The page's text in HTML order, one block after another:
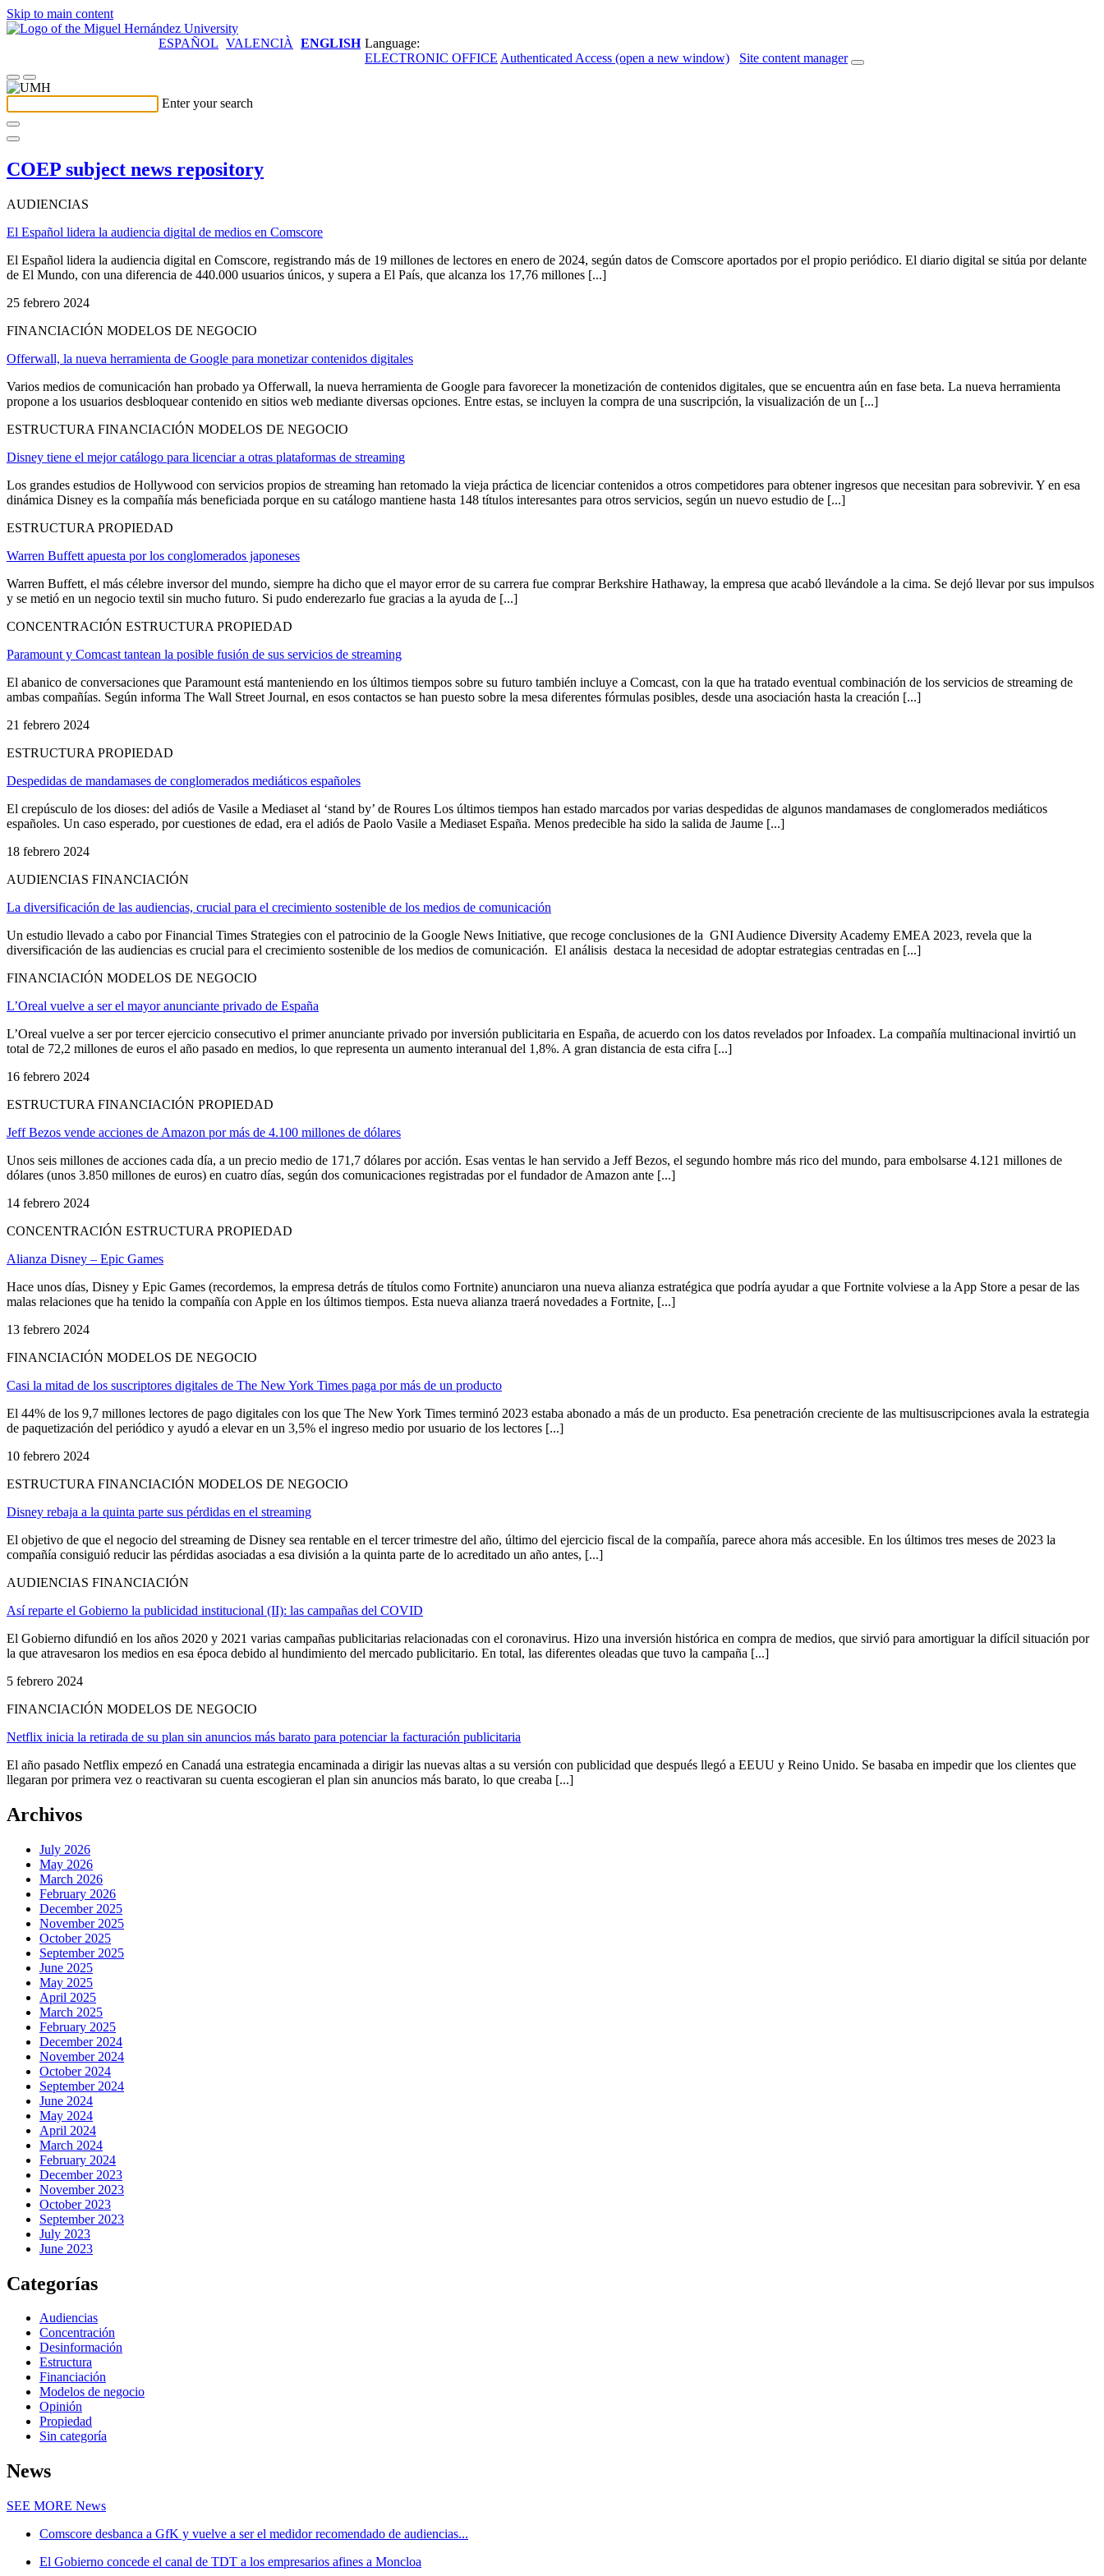
Skip to main content
Language:
ESPAÑOL VALENCIÀ
ENGLISH
ELECTRONIC OFFICE Authenticated Access (open a new window) Site content manager
Enter your search
COEP subject news repository
AUDIENCIAS
El Español lidera la audiencia digital de medios en Comscore
El Español lidera la audiencia digital en Comscore, registrando más de 19 millones de lectores en enero de 2024, según datos de Comscore aportados por el propio periódico. El diario digital se sitúa por delante
de El Mundo, con una diferencia de 440.000 usuarios únicos, y supera a El País, que alcanza los 17,76 millones [...]
25 febrero 2024
FINANCIACIÓN MODELOS DE NEGOCIO
Offerwall, la nueva herramienta de Google para monetizar contenidos digitales
Varios medios de comunicación han probado ya Offerwall, la nueva herramienta de Google para favorecer la monetización de contenidos digitales, que se encuentra aún en fase beta. La nueva herramienta
propone a los usuarios desbloquear contenido en sitios web mediante diversas opciones. Entre estas, se incluyen la compra de una suscripción, la visualización de un [...]
ESTRUCTURA FINANCIACIÓN MODELOS DE NEGOCIO
Disney tiene el mejor catálogo para licenciar a otras plataformas de streaming
Los grandes estudios de Hollywood con servicios propios de streaming han retomado la vieja práctica de licenciar contenidos a otros competidores para obtener ingresos que necesitan para sobrevivir. Y en esa
dinámica Disney es la compañía más beneficiada porque en su catálogo mantiene hasta 148 títulos interesantes para otros servicios, según un nuevo estudio de [...]
ESTRUCTURA PROPIEDAD
Warren Buffett apuesta por los conglomerados japoneses
Warren Buffett, el más célebre inversor del mundo, siempre ha dicho que el mayor error de su carrera fue comprar Berkshire Hathaway, la empresa que acabó llevándole a la cima. Se dejó llevar por sus impulsos
y se metió en un negocio textil sin mucho futuro. Si pudo enderezarlo fue gracias a la ayuda de [...]
CONCENTRACIÓN ESTRUCTURA PROPIEDAD
Paramount y Comcast tantean la posible fusión de sus servicios de streaming
El abanico de conversaciones que Paramount está manteniendo en los últimos tiempos sobre su futuro también incluye a Comcast, con la que ha tratado eventual combinación de los servicios de streaming de
ambas compañías. Según informa The Wall Street Journal, en esos contactos se han puesto sobre la mesa diferentes fórmulas posibles, desde una asociación hasta la creación [...]
21 febrero 2024
ESTRUCTURA PROPIEDAD
Despedidas de mandamases de conglomerados mediáticos españoles
El crepúsculo de los dioses: del adiós de Vasile a Mediaset al ‘stand by’ de Roures Los últimos tiempos han estado marcados por varias despedidas de algunos mandamases de conglomerados mediáticos
españoles. Un caso esperado, por cuestiones de edad, era el adiós de Paolo Vasile a Mediaset España. Menos predecible ha sido la salida de Jaume [...]
18 febrero 2024
AUDIENCIAS FINANCIACIÓN
La diversificación de las audiencias, crucial para el crecimiento sostenible de los medios de comunicación
Un estudio llevado a cabo por Financial Times Strategies con el patrocinio de la Google News Initiative, que recoge conclusiones de la GNI Audience Diversity Academy EMEA 2023, revela que la
diversificación de las audiencias es crucial para el crecimiento sostenible de los medios de comunicación. El análisis destaca la necesidad de adoptar estrategias centradas en [...]
FINANCIACIÓN MODELOS DE NEGOCIO
L’Oreal vuelve a ser el mayor anunciante privado de España
L’Oreal vuelve a ser por tercer ejercicio consecutivo el primer anunciante privado por inversión publicitaria en España, de acuerdo con los datos revelados por Infoadex. La compañía multinacional invirtió un
total de 72,2 millones de euros el año pasado en medios, lo que representa un aumento interanual del 1,8%. A gran distancia de esta cifra [...]
16 febrero 2024
ESTRUCTURA FINANCIACIÓN PROPIEDAD
Jeff Bezos vende acciones de Amazon por más de 4.100 millones de dólares
Unos seis millones de acciones cada día, a un precio medio de 171,7 dólares por acción. Esas ventas le han servido a Jeff Bezos, el segundo hombre más rico del mundo, para embolsarse 4.121 millones de
dólares (unos 3.850 millones de euros) en cuatro días, según dos comunicaciones registradas por el fundador de Amazon ante [...]
14 febrero 2024
CONCENTRACIÓN ESTRUCTURA PROPIEDAD
Alianza Disney – Epic Games
Hace unos días, Disney y Epic Games (recordemos, la empresa detrás de títulos como Fortnite) anunciaron una nueva alianza estratégica que podría ayudar a que Fortnite volviese a la App Store a pesar de las
malas relaciones que ha tenido la compañía con Apple en los últimos tiempos. Esta nueva alianza traerá novedades a Fortnite, [...]
13 febrero 2024
FINANCIACIÓN MODELOS DE NEGOCIO
Casi la mitad de los suscriptores digitales de The New York Times paga por más de un producto
El 44% de los 9,7 millones lectores de pago digitales con los que The New York Times terminó 2023 estaba abonado a más de un producto. Esa penetración creciente de las multisuscripciones avala la estrategia
de paquetización del periódico y ayudó a elevar en un 3,5% el ingreso medio por usuario de los lectores [...]
10 febrero 2024
ESTRUCTURA FINANCIACIÓN MODELOS DE NEGOCIO
Disney rebaja a la quinta parte sus pérdidas en el streaming
El objetivo de que el negocio del streaming de Disney sea rentable en el tercer trimestre del año, último del ejercicio fiscal de la compañía, parece ahora más accesible. En los últimos tres meses de 2023 la
compañía consiguió reducir las pérdidas asociadas a esa división a la quinta parte de lo acreditado un año antes, [...]
AUDIENCIAS FINANCIACIÓN
Así reparte el Gobierno la publicidad institucional (II): las campañas del COVID
El Gobierno difundió en los años 2020 y 2021 varias campañas publicitarias relacionadas con el coronavirus. Hizo una inversión histórica en compra de medios, que sirvió para amortiguar la difícil situación por
la que atravesaron los medios en esa época debido al hundimiento del mercado publicitario. En total, las diferentes oleadas que tuvo la campaña [...]
5 febrero 2024
FINANCIACIÓN MODELOS DE NEGOCIO
Netflix inicia la retirada de su plan sin anuncios más barato para potenciar la facturación publicitaria
El año pasado Netflix empezó en Canadá una estrategia encaminada a dirigir las nuevas altas a su versión con publicidad que después llegó a EEUU y Reino Unido. Se basaba en impedir que los clientes que
llegaran por primera vez o reactivaran su cuenta escogieran el plan sin anuncios más barato, lo que creaba [...]
Archivos
July 2026
May 2026
March 2026
February 2026
December 2025
November 2025
October 2025
September 2025
June 2025
May 2025
April 2025
March 2025
February 2025
December 2024
November 2024
October 2024
September 2024
June 2024
May 2024
April 2024
March 2024
February 2024
December 2023
November 2023
October 2023
September 2023
July 2023
June 2023
Categorías
Audiencias
Concentración
Desinformación
Estructura
Financiación
Modelos de negocio
Opinión
Propiedad
Sin categoría
News
SEE MORE News
Comscore desbanca a GfK y vuelve a ser el medidor recomendado de audiencias...
El Gobierno concede el canal de TDT a los empresarios afines a Moncloa